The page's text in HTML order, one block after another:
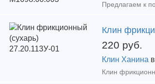
Предлагаем к
Клин
220 руб.
Клин Ханина в